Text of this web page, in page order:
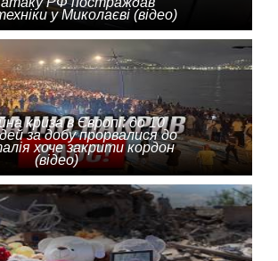
у Миколаєві (відео)
криза в Європі: до 10
за добу прорвалися до
хоче закрити кордон
(відео)